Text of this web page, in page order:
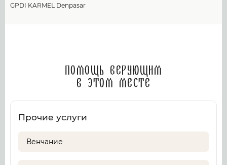
GPDI KARMEL Denpasar
Помощь верующим
в этом месте
Прочие услуги
Венчание